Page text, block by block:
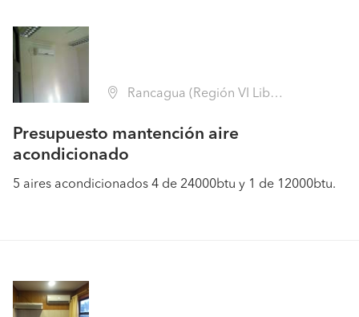
Rancagua (Región VI Libertador B. O'Higgins - Cachapoal)
Presupuesto mantención aire
acondicionado
5 aires acondicionados 4 de 24000btu y 1 de 12000btu.